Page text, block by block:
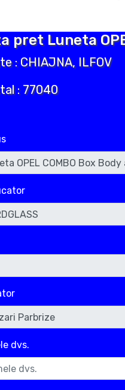
pret Luneta
: CHIAJNA, ILFOV
: 77040
dvs.